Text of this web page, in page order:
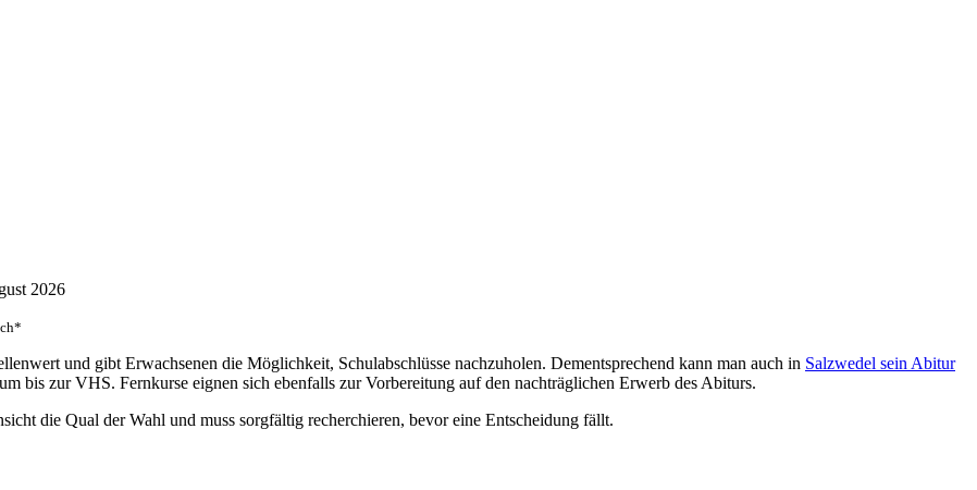
2026
und gibt Erwachsenen die Möglichkeit, Schulabschlüsse nachzuholen. Dementsprechend kann man auch in Salzwedel sein Abitur
bis zur VHS. Fernkurse eignen sich ebenfalls zur Vorbereitung auf den nachträglichen Erwerb des Abiturs.
die Qual der Wahl und muss sorgfältig recherchieren, bevor eine Entscheidung fällt.